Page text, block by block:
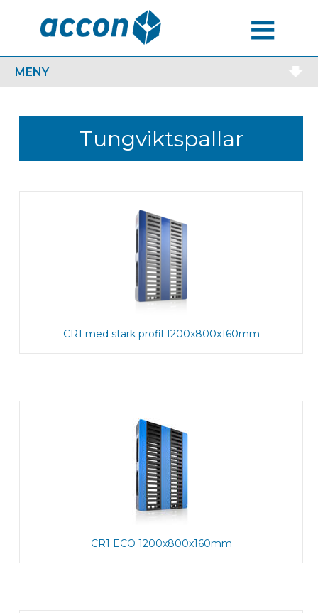
MENU
Tungviktspallar
CR1 med stark profil 1200x800x160mm
CR1 ECO 1200x800x160mm
MENY